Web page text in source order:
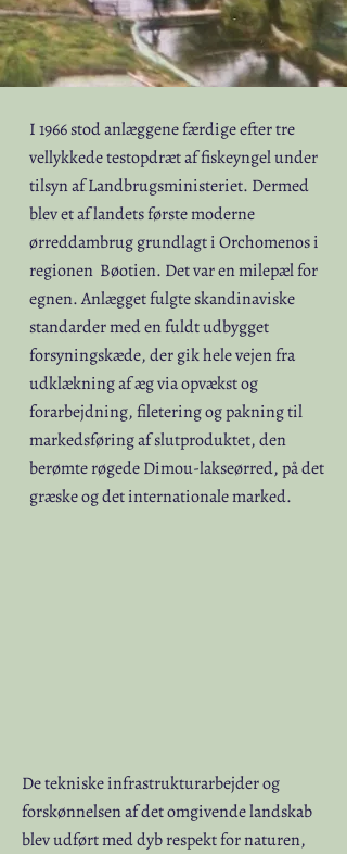
I 1966 stod anlæggene færdige efter tre
vellykkede testopdræt af fiskeyngel under
tilsyn af Landbrugsministeriet. Dermed
blev et af landets første moderne
ørreddambrug grundlagt i Orchomenos i
regionen Bøotien. Det var en milepæl for
egnen. Anlægget fulgte skandinaviske
standarder med en fuldt udbygget
forsyningskæde, der gik hele vejen fra
udklækning af æg via opvækst og
forarbejdning, filetering og pakning til
markedsføring af slutproduktet, den
berømte røgede Dimou-lakseørred, på det
græske og det internationale marked.
De tekniske infrastrukturarbejder og
forskønnelsen af det omgivende landskab
blev udført med dyb respekt for naturen,